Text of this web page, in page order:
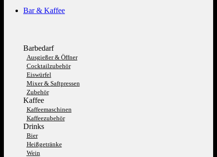
Bar & Kaffee
Barbedarf
Ausgießer & Öffner
Cocktailzubehör
Eiswürfel
Mixer & Saftpressen
Zubehör
Kaffee
Kaffeemaschinen
Kaffeezubehör
Drinks
Bier
Heißgetränke
Wein